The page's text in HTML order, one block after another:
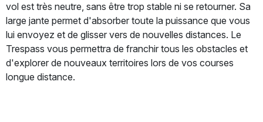
vol est très neutre, sans être trop stable ni se retourner. Sa
large jante permet d'absorber toute la puissance que vous
lui envoyez et de glisser vers de nouvelles distances. Le
Trespass vous permettra de franchir tous les obstacles et
d'explorer de nouveaux territoires lors de vos courses
longue distance.